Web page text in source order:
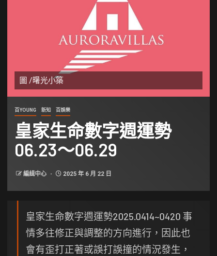
圖 /龧光小築
百YOUNG 新知 百娛樂
皇家生命數字週運勢
06.23～06.29
編緝中心 2025 年 6 月 22 日
皇家生命數字週運勢2025.0414~0420 事
情多往修正與調整的方向進行，因此也
會有歪打正著或誤打誤撞的情況發生，